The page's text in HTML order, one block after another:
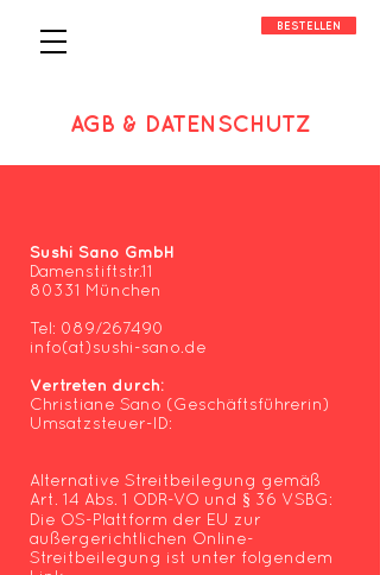
BESTELLEN
AGB & DATENSCHUTZ
Sushi Sano GmbH
Damenstiftstr.11
80331 München
Tel: 089/267490
info(at)sushi-sano.de
Vertreten durch:
Christiane Sano (Geschäftsführerin)
Umsatzsteuer-ID:
Alternative Streitbeilegung gemäß
Art. 14 Abs. 1 ODR-VO und § 36 VSBG:
Die OS-Plattform der EU zur
außergerichtlichen Online-
Streitbeilegung ist unter folgendem